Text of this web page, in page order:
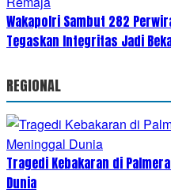
Wakapolri Sambut 282
Tegaskan Integritas Jadi
REGIONAL
Tragedi Kebakaran di
Dunia